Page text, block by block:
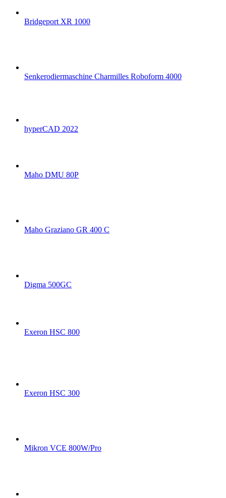
Bridgeport XR 1000
Senkerodiermaschine Charmilles Roboform 4000
hyperCAD 2022
Maho DMU 80P
Maho Graziano GR 400 C
Digma 500GC
Exeron HSC 800
Exeron HSC 300
Mikron VCE 800W/Pro